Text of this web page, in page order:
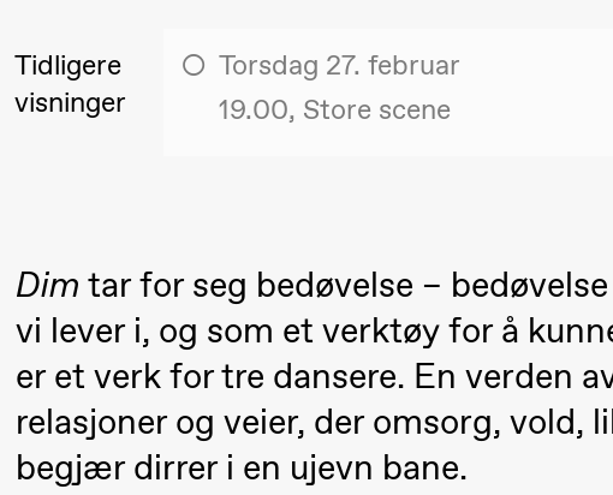
Mohamed
Mohamed
19.00 Pia Maria
Roll og
Mohamed
Mohamed
Male
Lille scene (Black
20.–29.
❶ Premiere
Pia
Tidligere
visninger
Torsdag 27. februar
19.00, Store scene
Dim tar for seg bedøvelse –
vi lever i, og som et verktøy for å
er et verk for tre dansere. En verden
relasjoner og veier, der omsorg, vold,
begjær dirrer i en ujevn bane.